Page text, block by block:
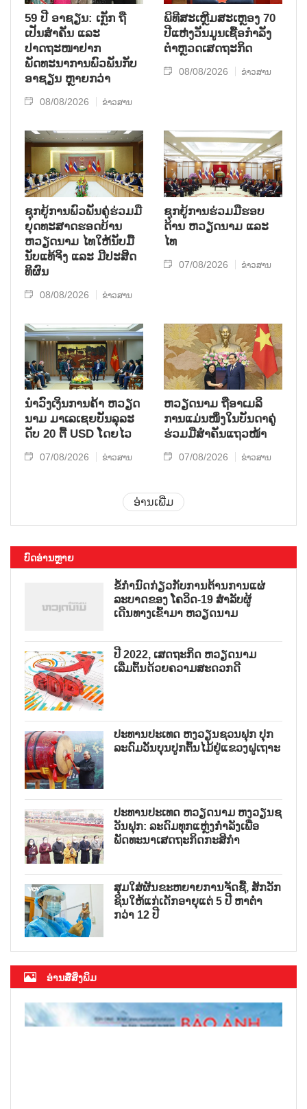
59 ປີ ອາຊຽນ: ເກຼັກ ຖື
ເປັນສຳຄັນ ແລະ
ປາດຖະໜາຢາກ
ພັດທະນາການພົວພັນກັບ
ອາຊຽນ ຫຼາຍກວ່າ
08/08/2026 ຂ່າວສານ
ພິທີສະເຫຼີມສະເຫຼອງ 70
ປີແຫ່ງວັນມູນເຊື້ອກຳລັງ
ຕຳຫຼວດເສດຖະກິດ
08/08/2026 ຂ່າວສານ
ຊຸກ​ຍູ້​ການ​ພົວ​ພັນ​ຄູ່​ຮ່ວມ​ມື​
ຍຸດ​ທະ​ສາດ​ຮອດ​ບ້ານ
ຫວຽດ​ນາມ ໄທ​ໃຫ້​ນັບ​ມື້​
ນັບ​ແທ້​ຈິງ ແລະ ມີ​ປະ​ສິດ​
ທິ​ຜົນ
08/08/2026 ຂ່າວສານ
ຊຸກຍູ້ການຮ່ວມມືຮອບ
ດ້ານ ຫວຽດນາມ ແລະ
ໄທ
07/08/2026 ຂ່າວສານ
ນຳ​ວົງ​ເງິນ​ການ​ຄ້າ ຫວຽດ​
ນາມ ມາ​ເລ​ເຊຍ​ບັນ​ລຸ​ລະ​
ດັບ 20 ຕື້ USD ໂດຍ​ໄວ
07/08/2026 ຂ່າວສານ
ຫ​ວຽດ​ນາມ ຖື​ອາ​ເມ​ລິ​
ການ​ແມ່ນ​ໜຶ່ງ​ໃນ​ບັນ​ດາ​ຄູ່​
ຮ່ວມ​ມື​ສຳ​ຄັນ​ແຖວ​ໜ້າ
07/08/2026 ຂ່າວສານ
ອ່ານເພີ່ມ
ບົດອ່ານຫຼາຍ
ຂໍ້ກຳນົດກ່ຽວກັບການຕ້ານການແຜ່
ລະບາດຂອງ ໂຄວິດ-19 ສຳລັບຜູ້
ເດີນທາງເຂົ້າມາ ຫວຽດນາມ
ປີ 2022, ເສດຖະກິດ ຫວຽດນາມ
ເລີ່ມຕົ້ນດ້ວຍຄວາມສະດວກດີ
ປະທານປະເທດ ຫງວຽນຊວນຟຸກ ປຸກ
ລະດົມວັນບຸນປູກຕົ້ນໄມ້ຢູ່ແຂວງຝູເຖາະ
ປະທານປະເທດ ຫວຽດນາມ ຫງວຽນຊ
ວັນຟຸກ: ລະດົມທຸກແຫຼ່ງກຳລັງເພື່ອ
ພັດທະນາເສດຖະກິດກະສິກຳ
ສຸມໃສ່ຜັນຂະຫຍາຍການຈັດຊື້, ສັກວັກ
ຊິນໃຫ້ແກ່ເດັກອາຍຸແຕ່ 5 ປີ ຫາຕ່ຳ
ກວ່າ 12 ປີ
ອ່ານສື່ສິ່ງພິມ